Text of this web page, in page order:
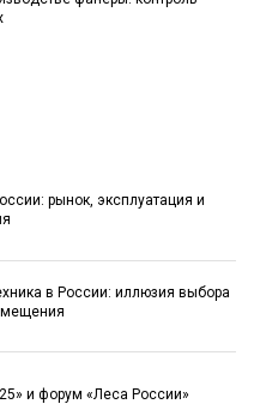
рынок, эксплуатация и
в России: иллюзия выбора
и форум «Леса России»